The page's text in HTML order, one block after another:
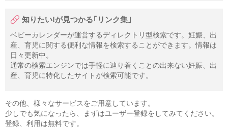
知りたい!が見つかる｢リンク集｣
ベビーカレンダーが運営するディレクトリ型検索です。妊娠、出
産、育児に関する便利な情報を検索することができます。情報は
日々更新中。
通常の検索エンジンでは手軽に辿り着くことの出来ない妊娠、出
産、育児に特化したサイトが検索可能です。
その他、様々なサービスをご用意しています。
少しでも気になったら、まずはユーザー登録をしてみてください。
登録、利用は無料です。